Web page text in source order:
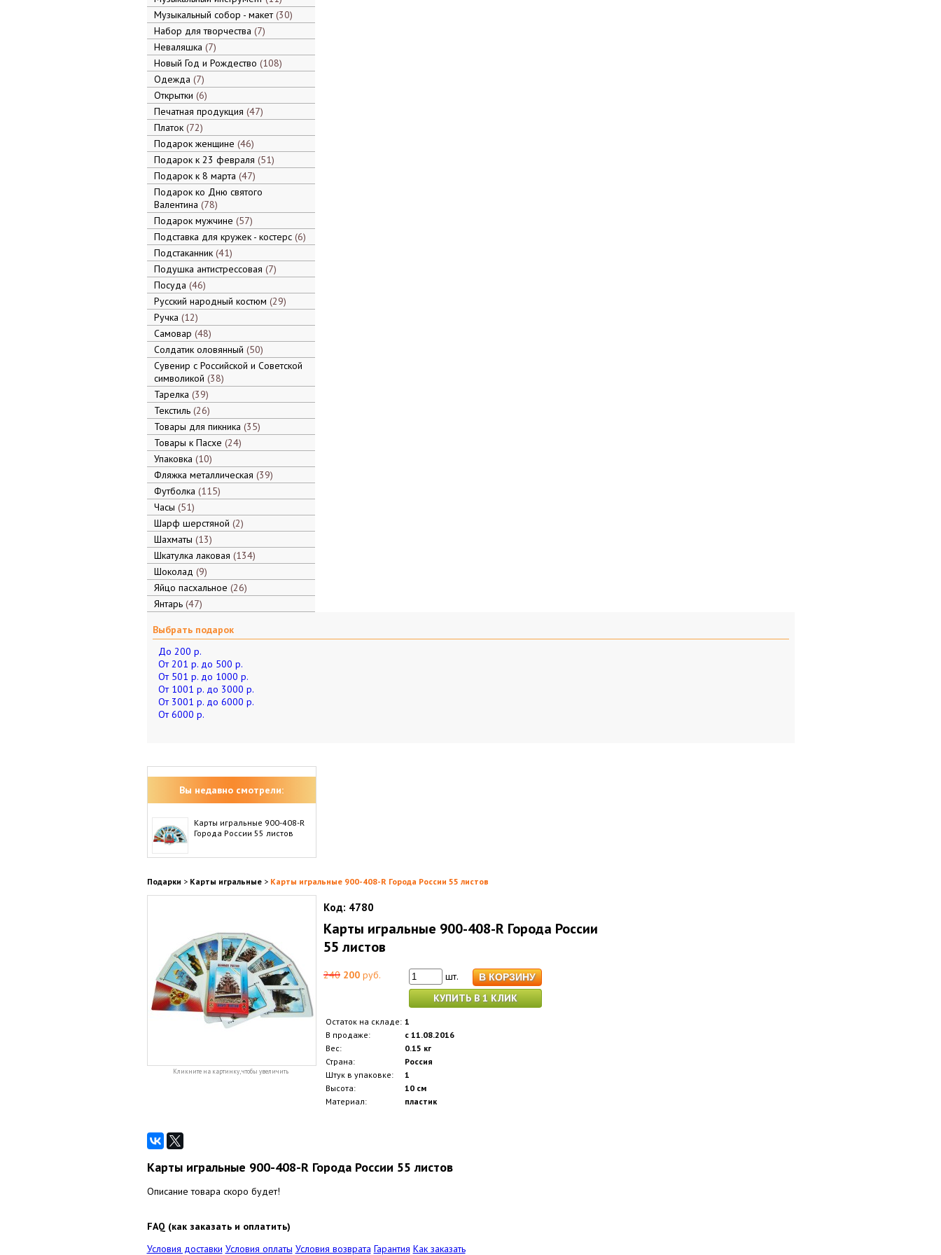
Музыкальный собор - макет 30
Набор для творчества 7
Неваляшка 7
Новый Год и Рождество 108
Одежда 7
Открытки 6
Печатная продукция 47
Платок 72
Подарок женщине 46
Подарок к 23 февраля 51
Подарок к 8 марта 47
Подарок ко Дню святого
Валентина 78
Подарок мужчине 57
Подставка для кружек - костерс 6
Подстаканник 41
Подушка антистрессовая 7
Посуда 46
Русский народный костюм 29
Ручка 12
Самовар 48
Солдатик оловянный 50
Сувенир с Российской и Советской
символикой 38
Тарелка 39
Текстиль 26
Товары для пикника 35
Товары к Пасхе 24
Упаковка 10
Фляжка металлическая 39
Футболка 115
Часы 51
Шарф шерстяной 2
Шахматы 13
Шкатулка лаковая 134
Шоколад 9
Яйцо пасхальное 26
Янтарь 47
Выбрать подарок
До 200 р.
От 201 р. до 500 р.
От 501 р. до 1000 р.
От 1001 р. до 3000 р.
От 3001 р. до 6000 р.
От 6000 р.
Вы недавно смотрели:
Карты игральные 900-408-R
Города России 55 листов
Подарки > Карты игральные> Карты игральные 900-408-R Города России 55 листов
Кликните на картинку, чтобы увеличить
Код: 4780
Карты игральные 900-408-R Города России
55 листов
240 200руб.
шт.
КУПИТЬ В 1 КЛИК
Остаток на складе: 1
В продаже:
с 11.08.2016
Вес:
0.15 кг
Страна:
Россия
Штук в упаковке:
1
Высота:
10 см
Материал:
пластик
Карты игральные 900-408-R Города России 55 листов
Описание товара скоро будет!
FAQ (как заказать и оплатить)
Условия доставки Условия оплаты Условия возврата Гарантия Как заказать